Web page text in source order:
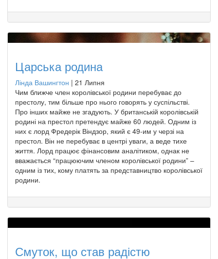
Царська родина
Лінда Вашингтон | 21 Липня
Чим ближче член королівської родини перебуває до
престолу, тим більше про нього говорять у суспільстві.
Про інших майже не згадують. У британській королівській
родині на престол претендує майже 60 людей. Одним із
них є лорд Фредерік Віндзор, який є 49-им у черзі на
престол. Він не перебуває в центрі уваги, а веде тихе
життя. Лорд працює фінансовим аналітиком, однак не
вважається “працюючим членом королівської родини” –
одним із тих, кому платять за представництво королівської
родини.
Смуток, що став радістю